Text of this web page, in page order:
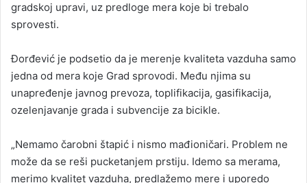
gradskoj upravi, uz predloge mera koje bi trebalo
sprovesti.
Đorđević je podsetio da je merenje kvaliteta vazduha samo
jedna od mera koje Grad sprovodi. Među njima su
unapređenje javnog prevoza, toplifikacija, gasifikacija,
ozelenjavanje grada i subvencije za bicikle.
„Nemamo čarobni štapić i nismo mađioničari. Problem ne
može da se reši pucketanjem prstiju. Idemo sa merama,
merimo kvalitet vazduha, predlažemo mere i uporedo